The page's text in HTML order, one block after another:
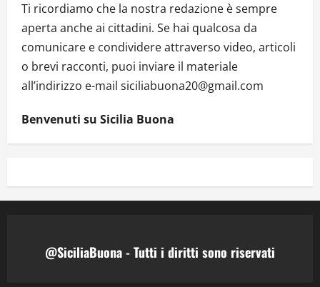
Ti ricordiamo che la nostra redazione è sempre
aperta anche ai cittadini. Se hai qualcosa da
comunicare e condividere attraverso video, articoli
o brevi racconti, puoi inviare il materiale
all’indirizzo e-mail siciliabuona20@gmail.com
Benvenuti su Sicilia Buona
@SiciliaBuona - Tutti i diritti sono riservati